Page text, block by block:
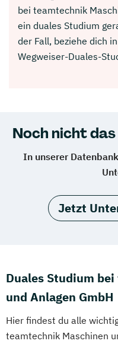
bei teamtechnik
ein duales Studium
der Fall, beziehe dich
Wegweiser-Duales-
Noch nicht
In unserer
Jetzt
Duales Studium
und Anlagen GmbH
Hier findest du alle
teamtechnik Maschinen